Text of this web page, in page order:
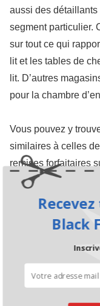
aussi des
segment particulier.
sur tout ce qui
lit et les tables de
lit. D’autres
pour la chambre
Vous pouvez y
similaires à celles
remises forfaitaires
envisageables,
de réaliser des
spécialisés offrent
gamme. Cela est
catégorie, comme
d’intérêt, tandis que
Black